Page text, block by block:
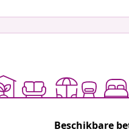
Beschikbare